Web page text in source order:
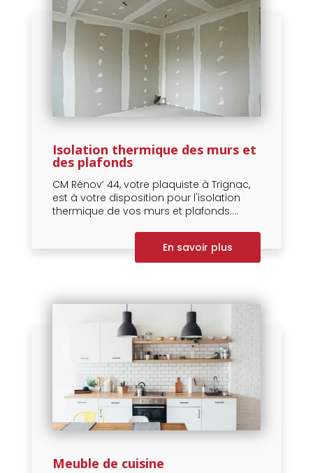
Isolation thermique des murs et
des plafonds
CM Rénov’ 44, votre plaquiste à Trignac,
est à votre disposition pour l'isolation
thermique de vos murs et plafonds....
En savoir plus
Meuble de cuisine